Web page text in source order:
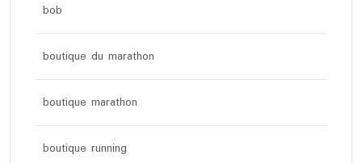
bob
boutique du marathon
boutique marathon
boutique running